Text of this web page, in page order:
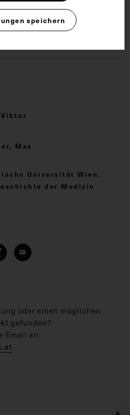
Viktor
Max
Universität Wien.
der Medizin
oder einen möglichen
gefunden?
Email an:
speichern